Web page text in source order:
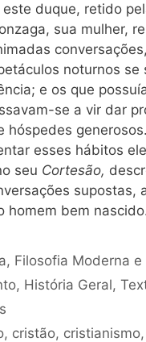
duque, retido
sua mulher,
noturnos se
e os que
se a vir dar
hóspedes
esses hábitos
seu Cortesão,
supostas,
homem bem
, Filosofia Moderna e
, História Geral,
, cristão, cristianismo,